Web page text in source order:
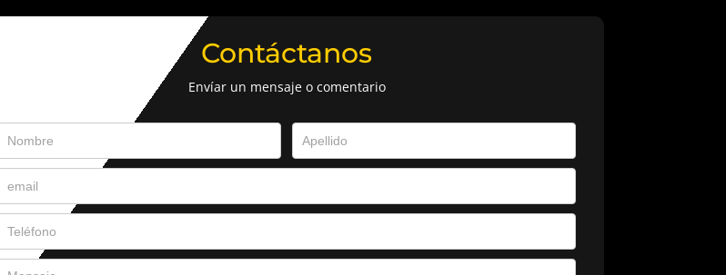
Contáctanos
Envíar un mensaje o comentario